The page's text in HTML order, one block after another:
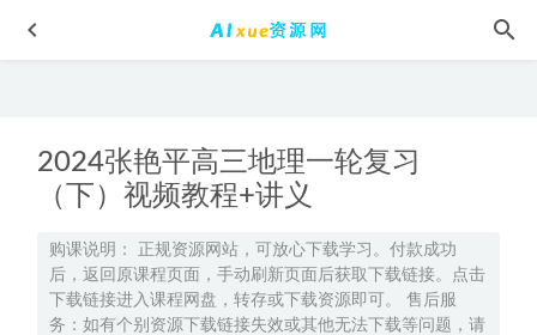
2024张艳平高三地理一轮复习
（下）视频教程+讲义
购课说明： 正规资源网站，可放心下载学习。付款成功
后，返回原课程页面，手动刷新页面后获取下载链接。点击
下载链接进入课程网盘，转存或下载资源即可。 售后服
务：如有个别资源下载链接失效或其他无法下载等问题，请
2024廉思佳初三物理暑秋班教程+课堂笔记 2023-11-28
车载音乐【欧美歌曲】全集，百度网盘资源打包下载
2022-